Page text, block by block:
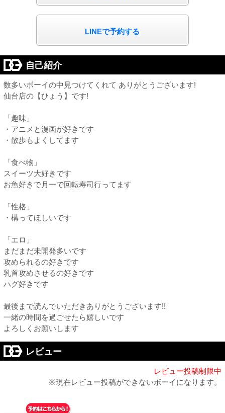
LINEで予約する
自己紹介
数多いボーイの中見つけてくれて ありがとうございます!
仙台店の【ひょう】です!
「趣味」
・アニメと漫画が好きです
・散歩もよくしてます
「食べ物」
スイーツ大好きです
お魚好きで月一で回転寿司行ってます
「性格」
・構ってほしいです
「エロ」
まだまだ未開発多いです
攻められるの好きです
乳首攻めさせるの好きです
ハグ好きです
最後まで読んでいただきありがとうございます!!
一緒の時間を過ごせたら嬉しいです
よろしくお願いします
レビュー
レビュー投稿制限中
※現在レビュー投稿ができないボーイになります。